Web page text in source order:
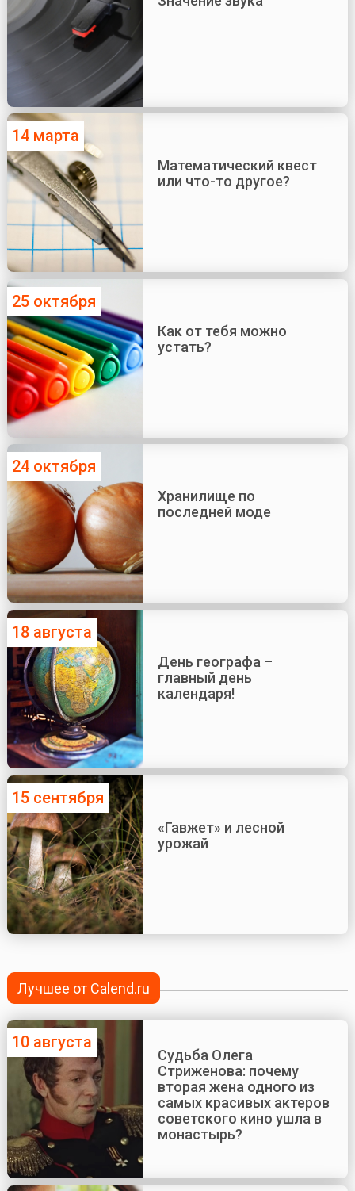
14 марта
Математический квест
или что-то другое?
25 октября
Как от тебя можно
устать?
24 октября
Хранилище по
последней моде
18 августа
День географа –
главный день
календаря!
15 сентября
«Гавжет» и лесной
урожай
Лучшее от Calend.ru
10 августа
Судьба Олега
Стриженова: почему
вторая жена одного из
самых красивых актеров
советского кино ушла в
монастырь?